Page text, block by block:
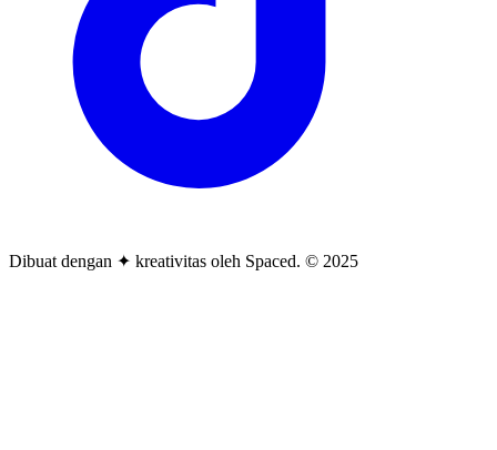
Dibuat dengan ✦ kreativitas oleh Spaced. © 2025